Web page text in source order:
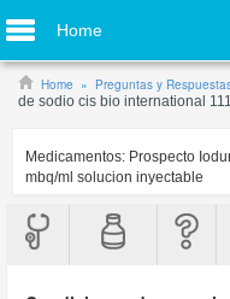
Home
Home Preguntas y
de sodio cis bio international
Medicamentos: Prospecto
mbq/ml solucion inyectable